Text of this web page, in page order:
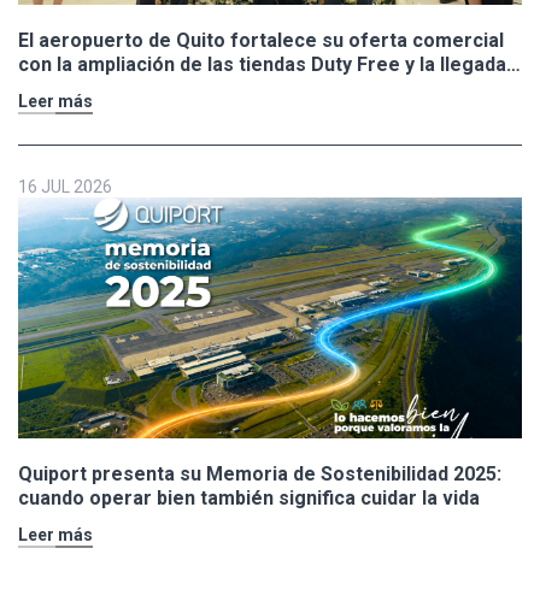
El aeropuerto de Quito fortalece su oferta comercial
con la ampliación de las tiendas Duty Free y la llegada
de Polo Ralph Lauren y Adidas
Leer más
16 JUL 2026
Quiport presenta su Memoria de Sostenibilidad 2025:
cuando operar bien también significa cuidar la vida
Leer más